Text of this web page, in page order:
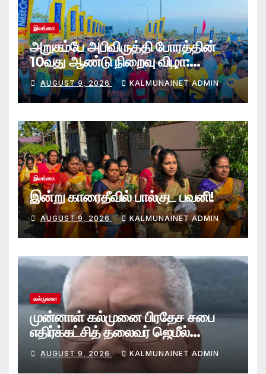
இலங்கை
அறுகம்பே அபிவிருத்தி போரத்தின்
10வது ஆண்டு நிறைவு விழா:
அறுகம்பே அரை மரதன் ஓட்டத்தில்
இலங்கை சிவராஜன் முதலிடம்!
AUGUST 9, 2026 KALMUNAINET ADMIN
இலங்கை
இன்று காரைதீவில் பால்குட பவனி!
AUGUST 9, 2026 KALMUNAINET ADMIN
கல்முனை
முன்னாள் கல்முனை பிரதேச சபை
எதிர்க்கட்சித் தலைவர் ஜெமீல்
காலமானார்.!
AUGUST 9, 2026 KALMUNAINET ADMIN